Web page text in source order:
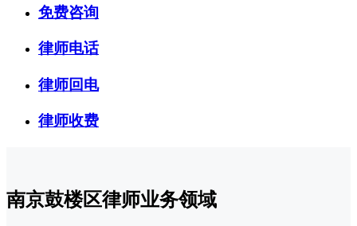
免费咨询
律师电话
律师回电
律师收费
南京鼓楼区律师业务领域